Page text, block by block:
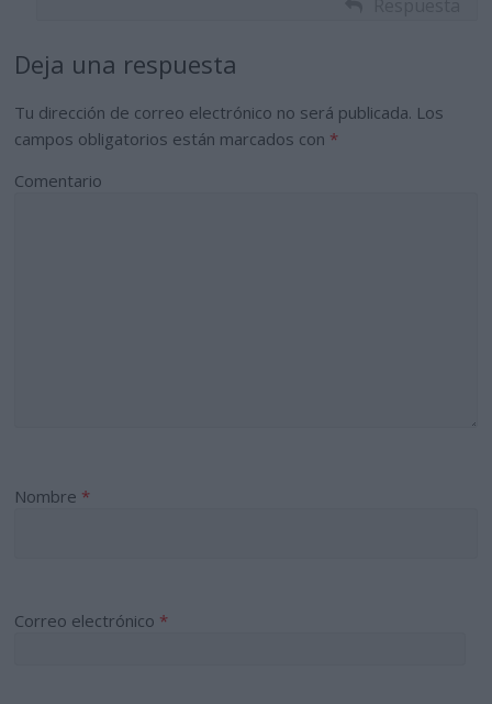
Deja una respuesta
Tu dirección de correo electrónico no será publicada. Los
campos obligatorios están marcados con *
Comentario
Nombre *
Correo electrónico *